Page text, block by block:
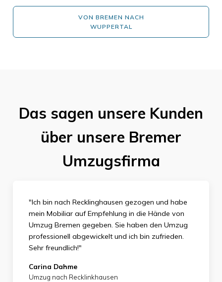
VON BREMEN NACH
WUPPERTAL
Das sagen unsere Kunden
über unsere Bremer
Umzugsfirma
"Ich bin nach Recklinghausen gezogen und habe
mein Mobiliar auf Empfehlung in die Hände von
Umzug Bremen gegeben. Sie haben den Umzug
professionell abgewickelt und ich bin zufrieden.
Sehrfreundlich!"
Carina Dahme
Umzug nach Recklinkhausen